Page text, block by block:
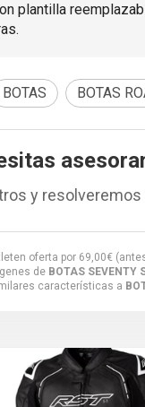
oferta por 69,00€
de BOTAS SEVENTY
características a
plantilla
BOTAS BOTAS
y resolveremos